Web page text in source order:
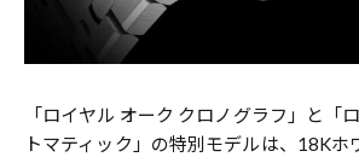
「ロイヤル オーク クロノグラフ」と「
トマティック」の特別モデルは、18Kホ